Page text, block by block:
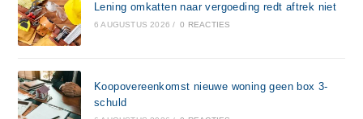
Lening omkatten naar vergoeding redt aftrek niet
6 AUGUSTUS 2026 / 0 REACTIES
Koopovereenkomst nieuwe woning geen box 3-
schuld